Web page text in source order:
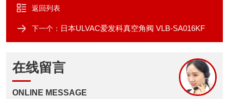
返回列表
下一个： 日本ULVAC爱发科真空角阀 VLB-SA016KF
在线留言
ONLINE MESSAGE